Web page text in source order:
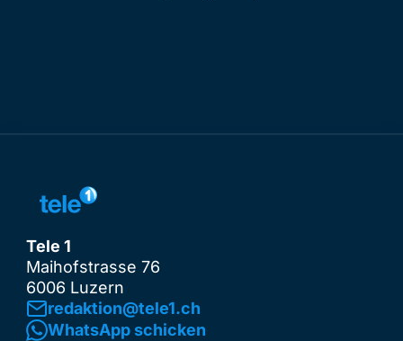
Tele 1
Maihofstrasse 76
6006 Luzern
redaktion@tele1.ch
WhatsApp schicken